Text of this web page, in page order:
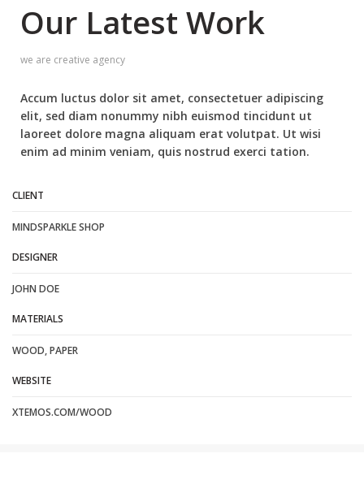
Our Latest Work
we are creative agency
Accum luctus dolor sit amet, consectetuer adipiscing
elit, sed diam nonummy nibh euismod tincidunt ut
laoreet dolore magna aliquam erat volutpat. Ut wisi
enim ad minim veniam, quis nostrud exerci tation.
CLIENT
MINDSPARKLE SHOP
DESIGNER
JOHN DOE
MATERIALS
WOOD, PAPER
WEBSITE
XTEMOS.COM/WOOD